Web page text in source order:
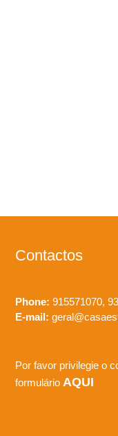
Contactos
Phone: 915571070,
E-mail:
Por favor privilegie o
formulário AQUI